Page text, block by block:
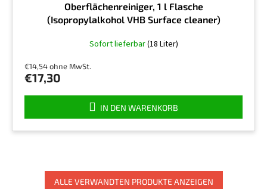
Oberflächenreiniger, 1 l Flasche
(Isopropylalkohol VHB Surface cleaner)
Die
durchschnittliche
von
5
Sternen.
Sofort lieferbar(18 Liter)
€14,54 ohne MwSt.
€17,30
IN DEN WARENKORB
ALLE VERWANDTEN PRODUKTE ANZEIGEN